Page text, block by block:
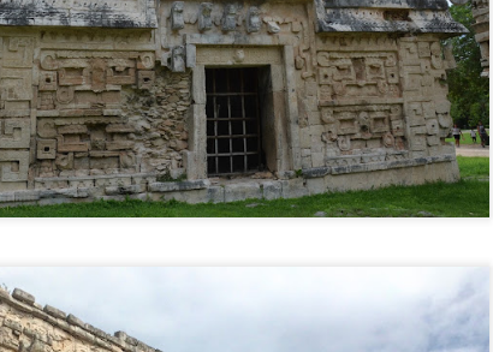
SEP
21
Uzupis si Christiania - utopiile Europei
Uzupis și Christiania sunt două cartiere din Vilnius (Lituania),
respectiv Copenhaga (Danemarca), care au un stil de viață diferit față
de cel cotidian. Ambele s-au declarat independente, deși independența lor nu
este recunoscută de nimeni, iar comunitatea lor este constituită din artiști, cu
viziuni politice, religioase și spirituale aparte.
"dincolo de râu", cu referire la râul Vilnia.